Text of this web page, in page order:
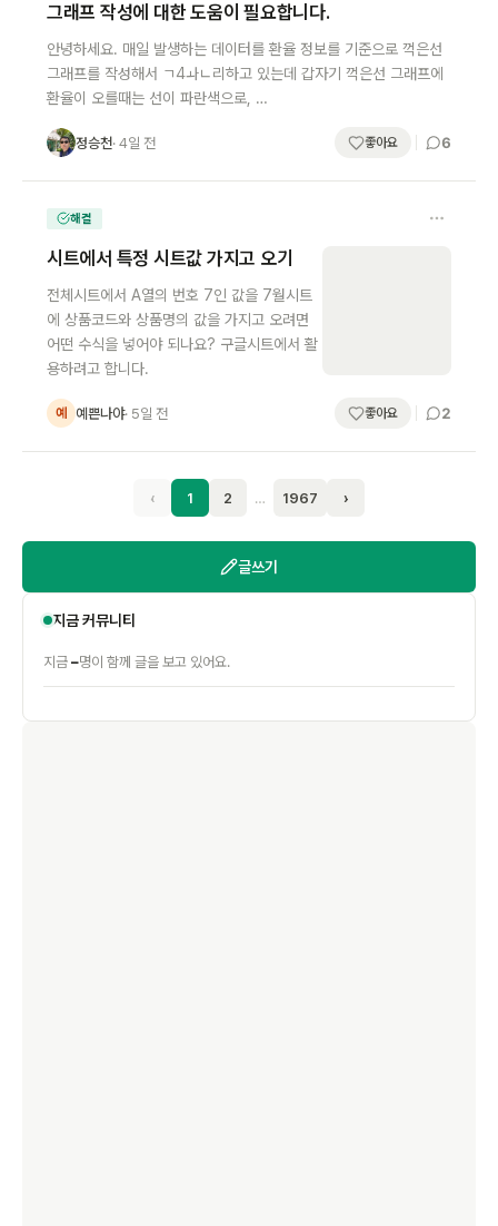
그래프 작성에 대한 도움이 필요합니다.
안녕하세요. 매일 발생하는 데이터를 환율 정보를 기준으로 꺽은선
그래프를 작성해서 ㄱ4ㅘㄴ리하고 있는데 갑자기 꺽은선 그래프에
환율이 오를때는 선이 파란색으로, …
정 정승천· 4일 전 좋아요 6
해결
시트에서 특정 시트값 가지고 오기
전체시트에서 A열의 번호 7인 값을 7월시트
에 상품코드와 상품명의 값을 가지고 오려면
어떤 수식을 넣어야 되나요? 구글시트에서 활
용하려고 합니다.
예 예쁜나야· 5일 전 좋아요 2
‹ 1 2 … 1967 ›
글쓰기
지금 커뮤니티
지금 –명이 함께 글을 보고 있어요.